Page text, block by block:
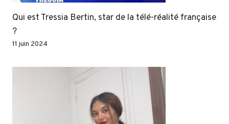
Qui est Tressia Bertin, star de la télé-réalité française
?
11 juin 2024